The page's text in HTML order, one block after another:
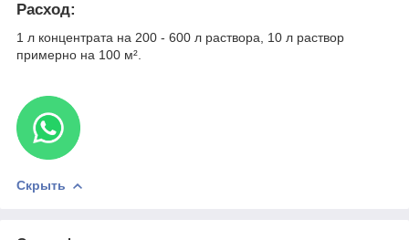
Расход:
1 л концентрата на 200 - 600 л раствора, 10 л раствор
примерно на 100 м².
Скрыть